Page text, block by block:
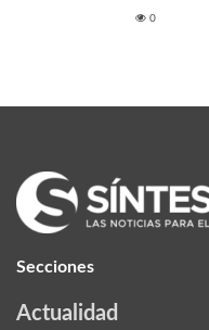
0
Secciones
Actualidad